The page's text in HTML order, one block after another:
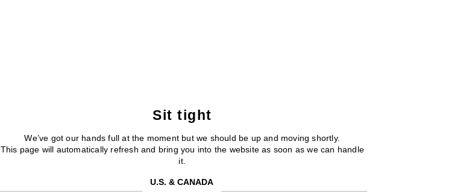
Sit tight
We’ve got our hands full at the moment but we should be up and moving shortly.
This page will automatically refresh and bring you into the website as soon as we can handle
it.
U.S. & CANADA